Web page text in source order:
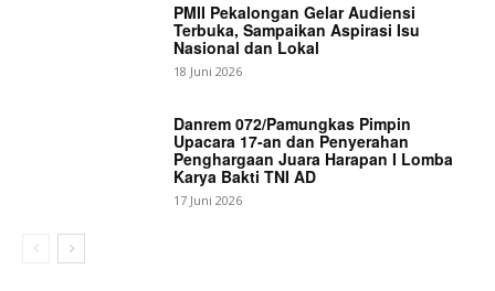
PMII Pekalongan Gelar Audiensi
Terbuka, Sampaikan Aspirasi Isu
Nasional dan Lokal
18 Juni 2026
Danrem 072/Pamungkas Pimpin
Upacara 17-an dan Penyerahan
Penghargaan Juara Harapan I Lomba
Karya Bakti TNI AD
17 Juni 2026